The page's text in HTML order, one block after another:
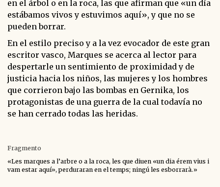
en el árbol o en la roca, las que afirman que «un día
estábamos vivos y estuvimos aquí», y que no se
pueden borrar.
En el estilo preciso y a la vez evocador de este gran
escritor vasco, Marques se acerca al lector para
despertarle un sentimiento de proximidad y de
justicia hacia los niños, las mujeres y los hombres
que corrieron bajo las bombas en Gernika, los
protagonistas de una guerra de la cual todavía no
se han cerrado todas las heridas.
Fragmento
«Les marques a l’arbre o a la roca, les que diuen «un dia érem vius i
vam estar aquí», perduraran en el temps; ningú les esborrarà.»